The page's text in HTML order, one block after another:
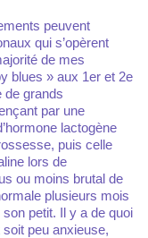
peuvent
qui s’opèrent
de mes
blues » aux 1er et 2e
de grands
par une
lactogène
puis celle
lors de
ou moins brutal de
plusieurs mois
petit. Il y a de quoi
peu anxieuse,